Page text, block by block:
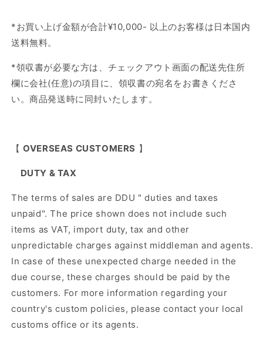
*お買い上げ金額が合計¥10,000- 以上のお客様は日本国内
送料無料。
*領収書が必要な方は、チェックアウト画面の配送先住所
欄に会社(任意)の項目に、領収書の宛名をお書きくださ
い。商品発送時に同封いたします。
【 OVERSEAS CUSTOMERS 】
DUTY & TAX
The terms of sales are DDU " duties and taxes
unpaid". The price shown does not include such
items as VAT, import duty, tax and other
unpredictable charges against middleman and agents.
In case of these unexpected charge needed in the
due course, these charges should be paid by the
customers. For more information regarding your
country's custom policies, please contact your local
customs office or its agents.